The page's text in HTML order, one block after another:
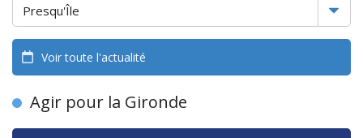
Voir toute l'actualité
Agir pour la Gironde